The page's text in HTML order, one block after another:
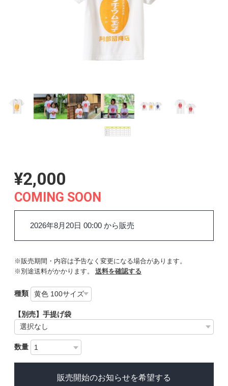
¥2,000
COMING SOON
2026年8月20日 00:00 から販売
※販売期間・内容は予告なく変更になる場合があります。
※別途送料がかかります。
送料を確認する
種類
【別売】手提げ袋
数量
販売開始のお知らせを希望する